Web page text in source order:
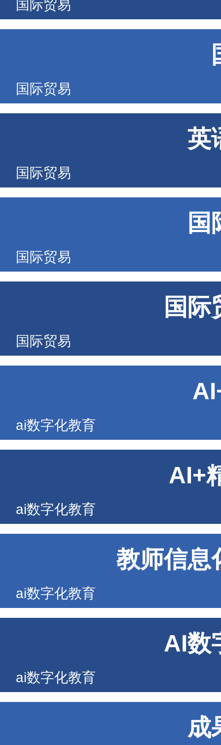
国际贸易
国际贸易
英
国际贸易
国
国际贸易
国际
国际贸易
ai数字化教育
AI+
ai数字化教育
教师信息
ai数字化教育
AI数
ai数字化教育
成